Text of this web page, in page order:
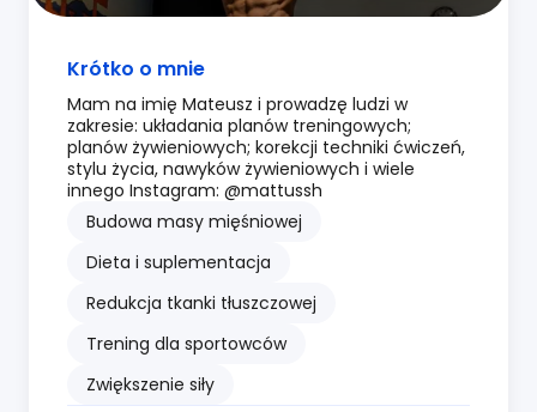
Krótko o mnie
Mam na imię Mateusz i prowadzę ludzi w
zakresie: układania planów treningowych;
planów żywieniowych; korekcji techniki ćwiczeń,
stylu życia, nawyków żywieniowych i wiele
innego Instagram: @mattussh
Budowa masy mięśniowej
Dieta i suplementacja
Redukcja tkanki tłuszczowej
Trening dla sportowców
Zwiększenie siły